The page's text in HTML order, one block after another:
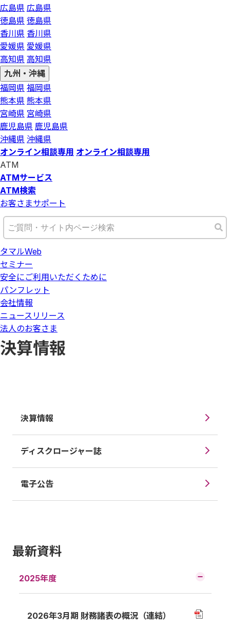
広島県 広島県
徳島県 徳島県
香川県 香川県
愛媛県 愛媛県
高知県 高知県
九州・沖縄
福岡県 福岡県
熊本県 熊本県
宮崎県 宮崎県
鹿児島県 鹿児島県
沖縄県 沖縄県
オンライン相談専用 オンライン相談専用
ATM
ATMサービス
ATM検索
お客さまサポート
タマルWeb
セミナー
安全にご利用いただくために
パンフレット
会社情報
ニュースリリース
法人のお客さま
決算情報
決算情報
ディスクロージャー誌
電子公告
最新資料
2025年度
2026年3月期 財務諸表の概況（連結）